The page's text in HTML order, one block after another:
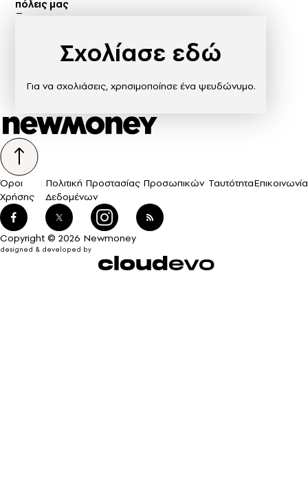
πόλεις μας
Σχολίασε εδώ
Για να σχολιάσεις, χρησιμοποίησε ένα ψευδώνυμο.
Όροι
Χρήσης
Πολιτική Προστασίας Προσωπικών
Δεδομένων
ΤαυτότηταΕπικοινωνία
Copyright © 2026 Newmoney
designed & developed by